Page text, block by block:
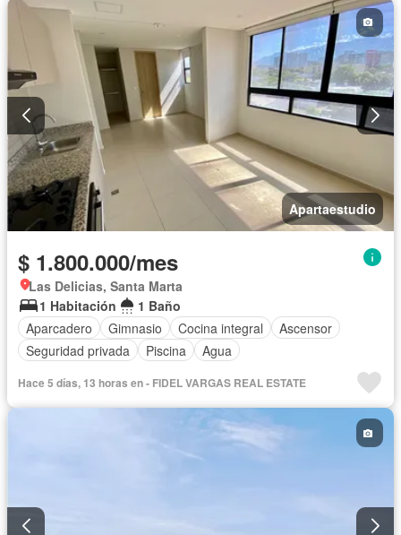
Apartaestudio
$ 1.800.000/mes
Las Delicias, Santa Marta
1 Habitación
1 Baño
Aparcadero
Gimnasio Cocina integral
Ascensor
Seguridad privada
Piscina Agua
Hace 5 días, 13 horas en - FIDEL VARGAS REAL ESTATE